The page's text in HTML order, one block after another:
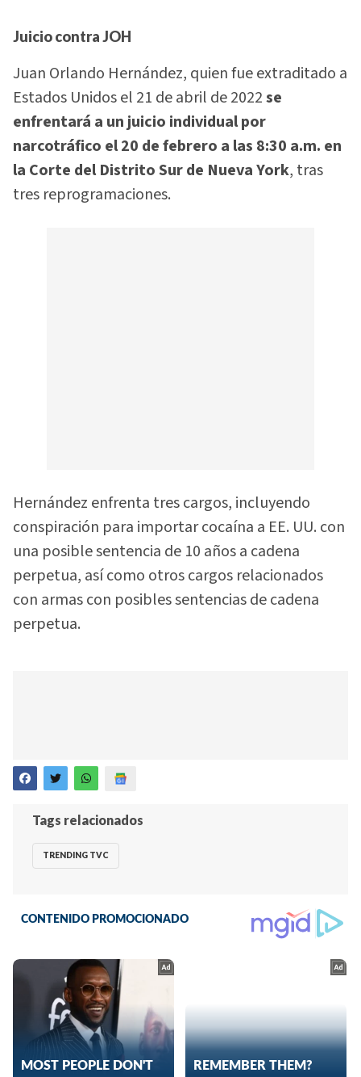
Juicio contra JOH
Juan Orlando Hernández, quien fue extraditado a
Estados Unidos el 21 de abril de 2022se
enfrentará a un juicio individual por
narcotráfico el 20 de febrero a las 8:30 a.m. en
la Corte del Distrito Sur de Nueva York, tras
tres reprogramaciones.
Hernández enfrenta tres cargos, incluyendo
conspiración para importar cocaína a EE. UU. con
una posible sentencia de 10 años a cadena
perpetua, así como otros cargos relacionados
con armas con posibles sentencias de cadena
perpetua.
Tags relacionados
TRENDING TVC